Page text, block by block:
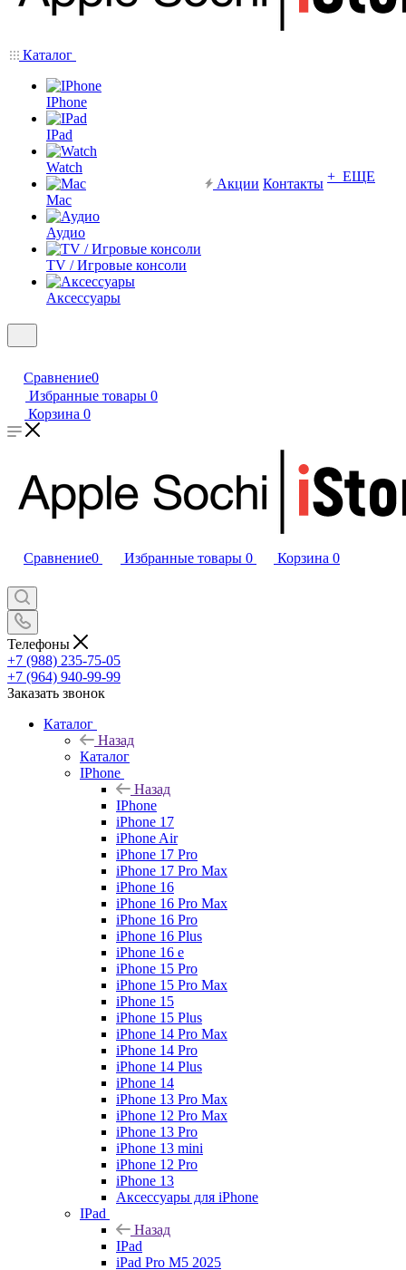
Каталог
IPhone
IPad
Watch
Mac
Аудио
TV / Игровые консоли
Аксессуары
Акции Контакты + ЕЩЕ
Сравнение0
Избранные товары 0
Корзина 0
Сравнение0 Избранные товары 0 Корзина 0
Телефоны
+7 (988) 235-75-05
+7 (964) 940-99-99
Заказать звонок
Каталог
Назад
Каталог
IPhone
Назад
IPhone
iPhone 17
iPhone Air
iPhone 17 Pro
iPhone 17 Pro Max
iPhone 16
iPhone 16 Pro Max
iPhone 16 Pro
iPhone 16 Plus
iPhone 16 e
iPhone 15 Pro
iPhone 15 Pro Max
iPhone 15
iPhone 15 Plus
iPhone 14 Pro Max
iPhone 14 Pro
iPhone 14 Plus
iPhone 14
iPhone 13 Pro Max
iPhone 12 Pro Max
iPhone 13 Pro
iPhone 13 mini
iPhone 12 Pro
iPhone 13
Аксессуары для iPhone
IPad
Назад
IPad
iPad Pro M5 2025